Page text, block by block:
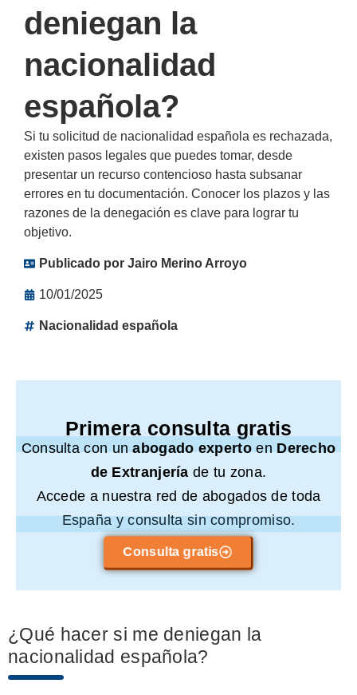
deniegan la
nacionalidad
española?
Si tu solicitud de nacionalidad española es rechazada,
existen pasos legales que puedes tomar, desde
presentar un recurso contencioso hasta subsanar
errores en tu documentación. Conocer los plazos y las
razones de la denegación es clave para lograr tu
objetivo.
Publicado por Jairo Merino Arroyo
10/01/2025
Nacionalidad española
Primera consulta gratis
Consulta con unabogado expertoen Derecho
de Extranjeríade tu zona.
Accede a nuestra red de abogados de toda
España y consulta sin compromiso.
Consulta gratis
¿Qué hacer si me deniegan la
nacionalidad española?